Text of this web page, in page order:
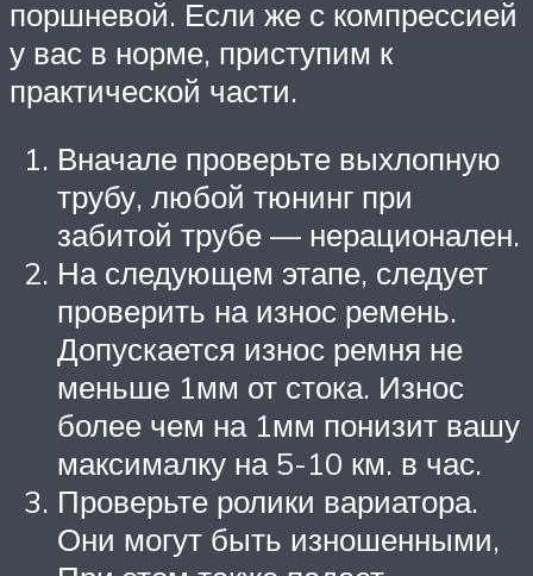
поршневой. Если же с компрессией
у вас в норме, приступим к
практической части.
Вначале проверьте выхлопную
трубу, любой тюнинг при
забитой трубе — нерационален.
На следующем этапе, следует
проверить на износ ремень.
Допускается износ ремня не
меньше 1мм от стока. Износ
более чем на 1мм понизит вашу
максималку на 5-10 км. в час.
Проверьте ролики вариатора.
Они могут быть изношенными,